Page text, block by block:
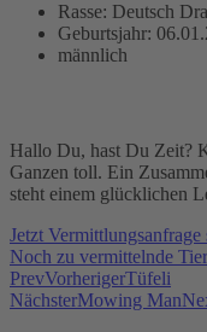
Rasse: Deutsch
Geburtsjahr:
männlich
Hallo Du, hast Du Zeit?
Ganzen toll. Ein
steht einem glücklichen
Jetzt Vermittlungsanfrage
Noch zu vermittelnde
PrevVorherigerTüfeli
NächsterMowing Man